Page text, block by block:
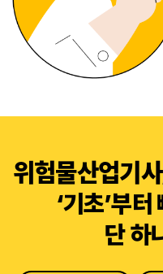
위험물산업기
‘기초’부
단 하